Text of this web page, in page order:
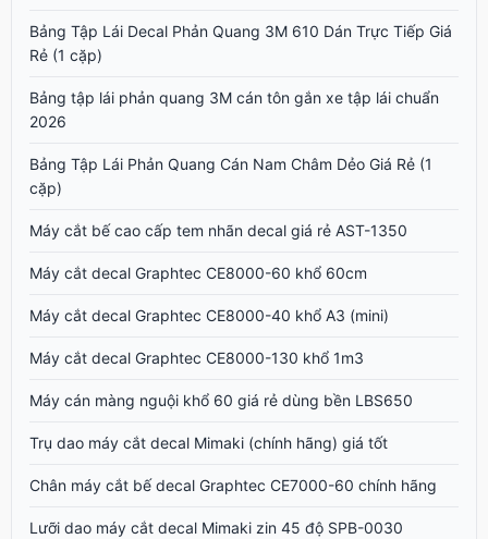
Bảng Tập Lái Decal Phản Quang 3M 610 Dán Trực Tiếp Giá
Rẻ (1 cặp)
Bảng tập lái phản quang 3M cán tôn gắn xe tập lái chuẩn
2026
Bảng Tập Lái Phản Quang Cán Nam Châm Dẻo Giá Rẻ (1
cặp)
Máy cắt bế cao cấp tem nhãn decal giá rẻ AST-1350
Máy cắt decal Graphtec CE8000-60 khổ 60cm
Máy cắt decal Graphtec CE8000-40 khổ A3 (mini)
Máy cắt decal Graphtec CE8000-130 khổ 1m3
Máy cán màng nguội khổ 60 giá rẻ dùng bền LBS650
Trụ dao máy cắt decal Mimaki (chính hãng) giá tốt
Chân máy cắt bế decal Graphtec CE7000-60 chính hãng
Lưỡi dao máy cắt decal Mimaki zin 45 độ SPB-0030